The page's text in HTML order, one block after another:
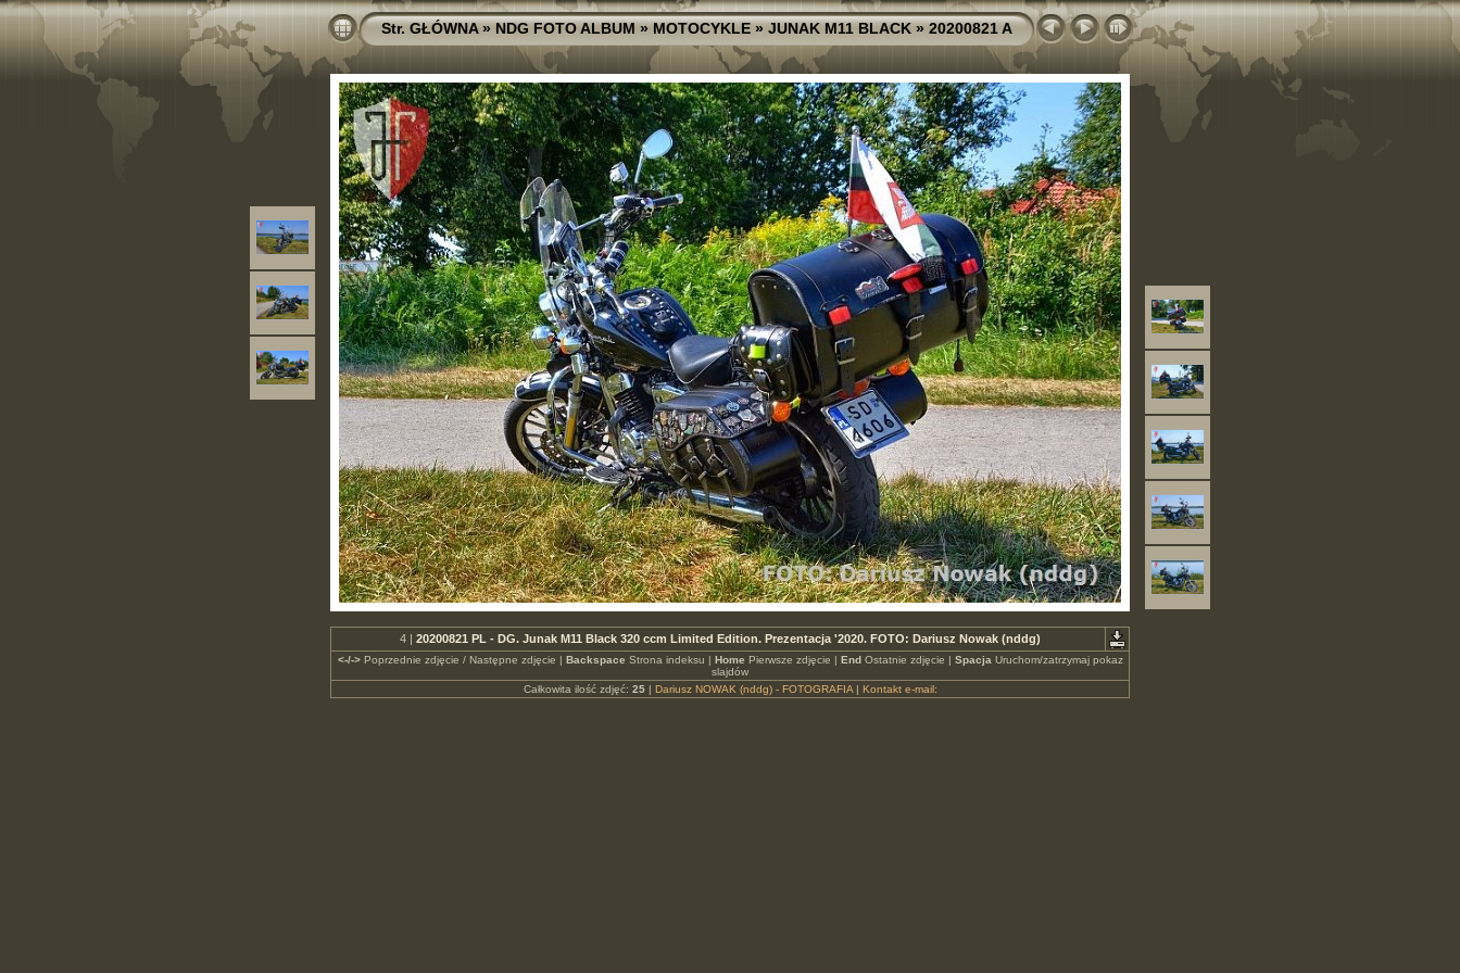
Str. GŁÓWNA»NDG FOTO ALBUM»MOTOCYKLE»JUNAK M11 BLACK»20200821 A
4 | 20200821 PL - DG. Junak M11 Black 320 ccm Limited Edition. Prezentacja '2020. FOTO: Dariusz Nowak (nddg)
<-/->Poprzednie zdjęcie / Następne zdjęcie | Backspace Strona indeksu | Home Pierwsze zdjęcie | EndOstatnie zdjęcie | Spacja Uruchom/zatrzymaj pokaz
slajdów
Całkowita ilość zdjęć: 25| Dariusz NOWAK (nddg) - FOTOGRAFIA| Kontakt e-mail: